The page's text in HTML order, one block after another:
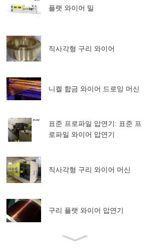
플랫 와이어 밀
직사각형 구리 와이어
니켈 합금 와이어 드로잉 머신
표준 프로파일 압연기: 표준 프
로파일 와이어 압연기
직사각형 구리 와이어 머신
구리 플랫 와이어 압연기